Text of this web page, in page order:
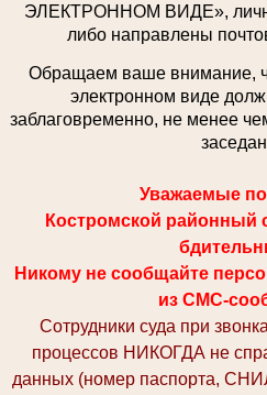
ЭЛЕКТРОННОМ ВИДЕ»,
либо направлены
Обращаем ваше внимание,
электронном виде
заблаговременно, не менее
Уважаемые
Костромской районный
Никому не сообщайте
из СМС-
Сотрудники суда при
процессов НИКОГДА не
данных (номер паспорта,